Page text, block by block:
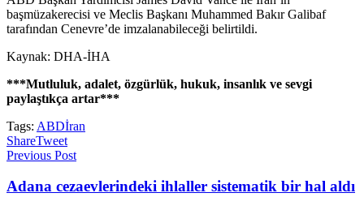
başmüzakerecisi ve Meclis Başkanı Muhammed Bakır Galibaf
tarafından Cenevre’de imzalanabileceği belirtildi.
Kaynak: DHA-İHA
***Mutluluk, adalet, özgürlük, hukuk, insanlık ve sevgi
paylaştıkça artar***
Tags: ABDİran
ShareTweet
Previous Post
Adana cezaevlerindeki ihlaller sistematik bir hal aldı